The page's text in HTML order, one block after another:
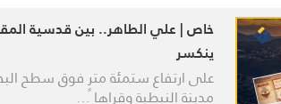
خاص | علي الطاهر.. بين قدسية
ينكسر
على ارتفاع ستمئة مترٍ فوق سطح
مدينة النبطية وقراها …